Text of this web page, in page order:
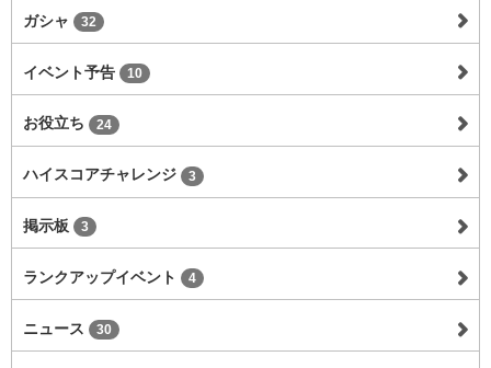
ガシャ 32
イベント予告 10
お役立ち 24
ハイスコアチャレンジ 3
掲示板 3
ランクアップイベント 4
ニュース 30